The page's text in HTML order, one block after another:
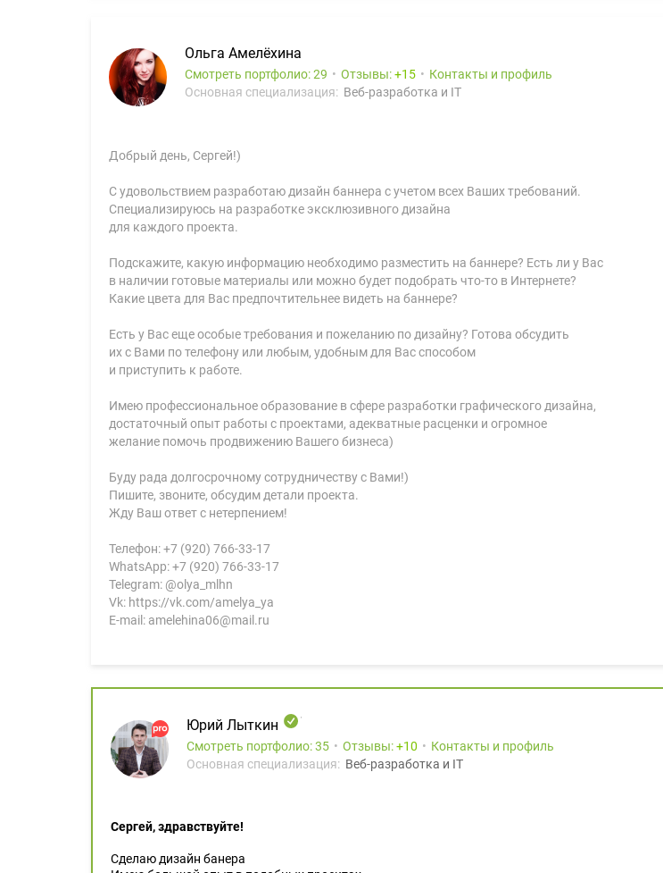
Ольга Амелёхина
Смотреть портфолио: 29 Отзывы: 15
Контакты и профиль
Основная специализация: Веб-разработка и IT
Добрый день, Сергей!)
С удовольствием разработаю дизайн баннера с учетом всех Ваших требований.
Специализируюсь на разработке эксклюзивного дизайна
для каждого проекта.
Подскажите, какую информацию необходимо разместить на баннере? Есть ли у Вас
в наличии готовые материалы или можно будет подобрать что-то в Интернете?
Какие цвета для Вас предпочтительнее видеть на баннере?
Есть у Вас еще особые требования и пожеланию по дизайну? Готова обсудить
их с Вами по телефону или любым, удобным для Вас способом
и приступить к работе.
Имею профессиональное образование в сфере разработки графического дизайна,
достаточный опыт работы с проектами, адекватные расценки и огромное
желание помочь продвижению Вашего бизнеса)
Буду рада долгосрочному сотрудничеству с Вами!)
Пишите, звоните, обсудим детали проекта.
Жду Ваш ответ с нетерпением!
Телефон: +7 (920) 766-33-17
WhatsApp: +7 (920) 766-33-17
Telegram: @olya_mlhn
Vk: https://vk.com/amelya_ya
E-mail: amelehina06@mail.ru
Юрий Лыткин
Смотреть портфолио: 35 Отзывы: 10
Контакты и профиль
Основная специализация: Веб-разработка и IT
Сергей, здравствуйте!
Сделаю дизайн банера